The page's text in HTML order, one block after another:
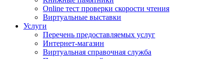
Online тест проверки скорости чтения
Виртуальные выставки
Услуги
Перечень предоставляемых услуг
Интернет-магазин
Виртуальная справочная служба